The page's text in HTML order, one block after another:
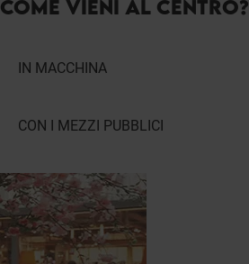
COME VIENI AL CENTRO?
IN MACCHINA
CON I MEZZI PUBBLICI